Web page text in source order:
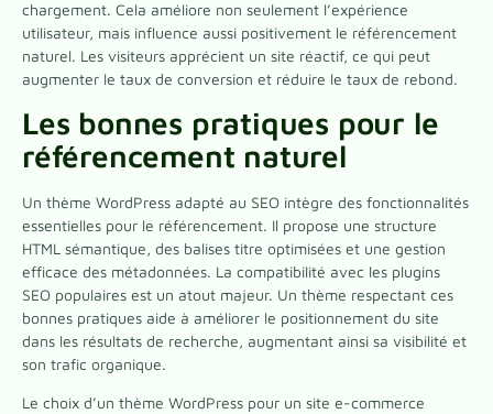
chargement. Cela améliore non seulement l’expérience
utilisateur, mais influence aussi positivement le référencement
naturel. Les visiteurs apprécient un site réactif, ce qui peut
augmenter le taux de conversion et réduire le taux de rebond.
Les bonnes pratiques pour le
référencement naturel
Un thème WordPress adapté au SEO intègre des fonctionnalités
essentielles pour le référencement. Il propose une structure
HTML sémantique, des balises titre optimisées et une gestion
efficace des métadonnées. La compatibilité avec les plugins
SEO populaires est un atout majeur. Un thème respectant ces
bonnes pratiques aide à améliorer le positionnement du site
dans les résultats de recherche, augmentant ainsi sa visibilité et
son trafic organique.
Le choix d’un thème WordPress pour un site e-commerce